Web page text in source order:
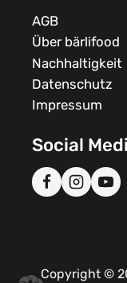
AGB
Über bärlifood
Nachhaltigkeit
Datenschutz
Impressum
Social
Copyright ©